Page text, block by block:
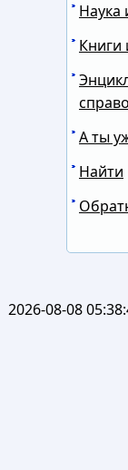
Наука
Книги
А ты
Найти
2026-08-08